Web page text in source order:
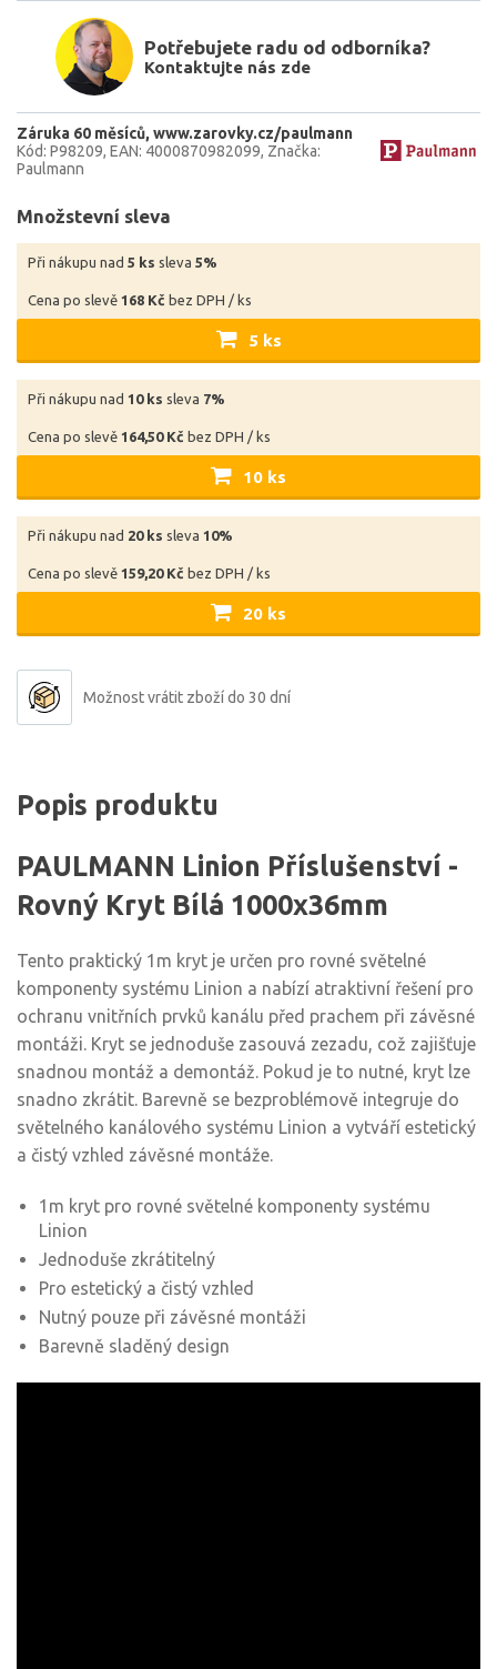
Potřebujete radu od odborníka?
Kontaktujte nás zde
Záruka 60 měsíců www.zarovky.cz/paulmann
Kód: P98209 EAN: 4000870982099 Značka:
Paulmann
Množstevní sleva
Při nákupu nad 5 ks sleva 5%
Cena po slevě 168 Kč bez DPH / ks
5 ks
Při nákupu nad 10 ks sleva 7%
Cena po slevě 164,50 Kč bez DPH / ks
10 ks
Při nákupu nad 20 ks sleva 10%
Cena po slevě 159,20 Kč bez DPH / ks
20 ks
Možnost vrátit zboží do 30 dní
Popis produktu
PAULMANN Linion Příslušenství -
Rovný Kryt Bílá 1000x36mm
Tento praktický 1m kryt je určen pro rovné světelné
komponenty systému Linion a nabízí atraktivní řešení pro
ochranu vnitřních prvků kanálu před prachem při závěsné
montáži. Kryt se jednoduše zasouvá zezadu, což zajišťuje
snadnou montáž a demontáž. Pokud je to nutné, kryt lze
snadno zkrátit. Barevně se bezproblémově integruje do
světelného kanálového systému Linion a vytváří estetický
a čistý vzhled závěsné montáže.
1m kryt pro rovné světelné komponenty systému
Linion
Jednoduše zkrátitelný
Pro estetický a čistý vzhled
Nutný pouze při závěsné montáži
Barevně sladěný design